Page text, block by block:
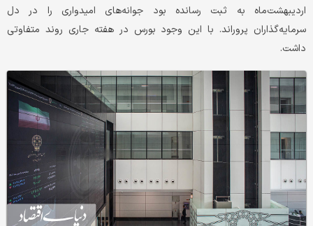
اردیبهشت‌ماه به ثبت رسانده بود جوانه‌های امیدواری را در دل
سرمایه‌گذاران پروراند. با این وجود بورس در هفته جاری روند متفاوتی
داشت.